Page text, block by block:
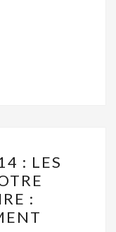
SUITE
: LES
: